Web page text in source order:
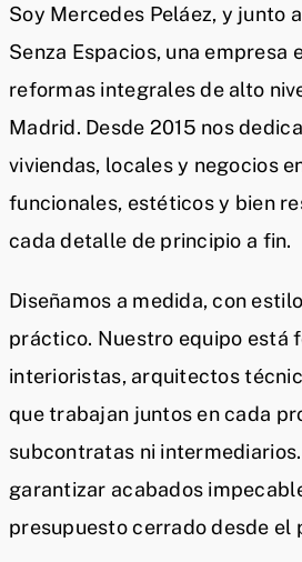
Soy Mercedes Peláez, y junto
Senza Espacios, una empresa
reformas integrales de alto
Madrid. Desde 2015 nos
viviendas, locales y negocios
funcionales, estéticos y bien
cada detalle de principio a fin.
Diseñamos a medida, con
práctico. Nuestro equipo está
interioristas, arquitectos
que trabajan juntos en cada
subcontratas ni
garantizar acabados
presupuesto cerrado desde el